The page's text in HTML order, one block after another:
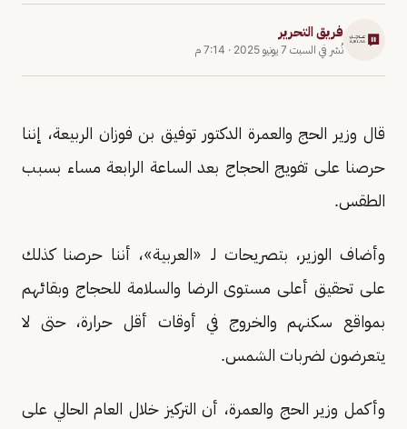
فريق التحرير
نُشر في السبت 7 يونيو 2025 · 7:14 م
قال وزير الحج والعمرة الدكتور توفيق بن فوزان الربيعة، إننا
حرصنا على تفويج الحجاج بعد الساعة الرابعة مساء بسبب
الطقس.
وأضاف الوزير، بتصريحات لـ «العربية»، أننا حرصنا كذلك
على تحقيق أعلى مستوى الرضا والسلامة للحجاج وبقائهم
بمواقع سكنهم والخروج في أوقات أقل حرارة، حتى لا
يتعرضون لضربات الشمس.
وأكمل وزير الحج والعمرة، أن التركيز خلال العام الحالي على